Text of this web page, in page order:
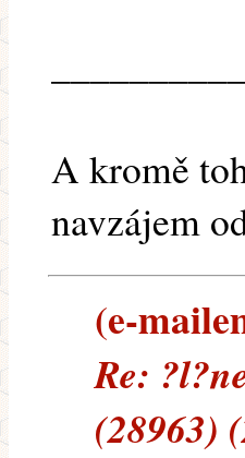
A kromě
navzájem
(e-
Re:
(28963)